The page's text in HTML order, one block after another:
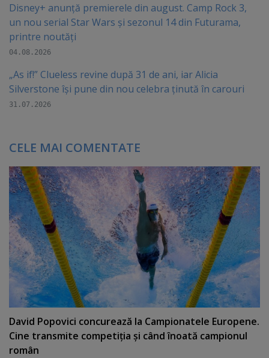
Disney+ anunță premierele din august. Camp Rock 3,
un nou serial Star Wars și sezonul 14 din Futurama,
printre noutăți
04.08.2026
„As if!” Clueless revine după 31 de ani, iar Alicia
Silverstone își pune din nou celebra ținută în carouri
31.07.2026
CELE MAI COMENTATE
David Popovici concurează la Campionatele Europene.
Cine transmite competiţia şi când înoată campionul
român